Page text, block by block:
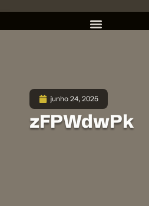
junho 24, 2025
zFPWdwPk